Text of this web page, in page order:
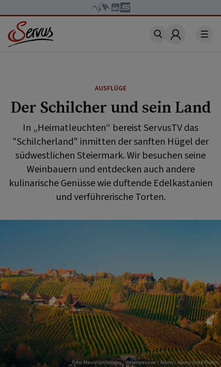
Account
AUSFLÜGE
Der Schilcher und sein Land
In „Heimatleuchten“ bereist ServusTV das
"Schilcherland" inmitten der sanften Hügel der
südwestlichen Steiermark. Wir besuchen seine
Weinbauern und entdecken auch andere
kulinarische Genüsse wie duftende Edelkastanien
und verführerische Torten.
Foto: Mauritius Images / Volkerpreusser / Alamy / Alamy Stock Photos